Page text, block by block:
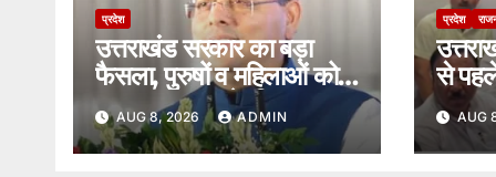
प्रदेश
उत्तराखंड सरकार का बड़ा
फैसला, पुरुषों व महिलाओं को
अब समान काम के लिए समान
वेतन।
AUG 8, 2026 ADMIN
प्रदेश
से पहले
धरना,
आर्य ने
AUG